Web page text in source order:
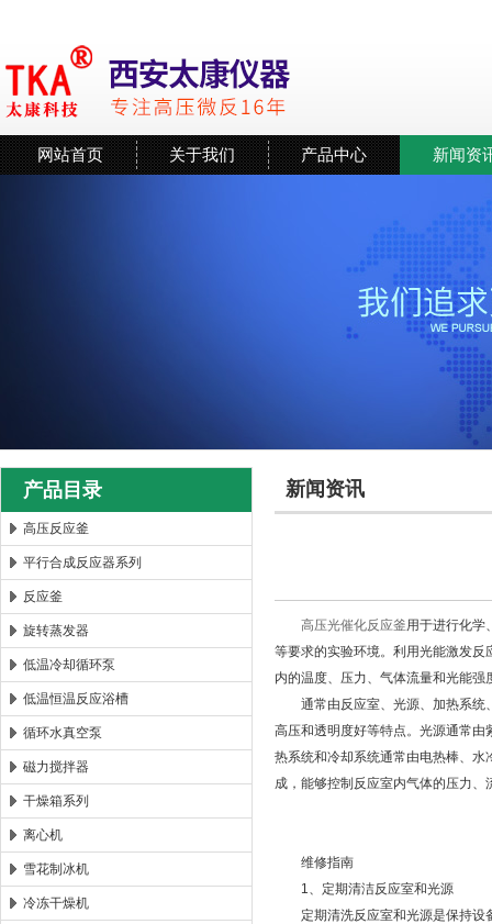
西安太康生物科技有限公司
网站首页 关于我们 产品中心 新闻资
产品目录
高压反应釜
平行合成反应器系列
反应釜
旋转蒸发器
低温冷却循环泵
低温恒温反应浴槽
循环水真空泵
磁力搅拌器
干燥箱系列
离心机
雪花制冰机
冷冻干燥机
新闻资讯
高压光催化反应釜用于进行化学
等要求的实验环境。利用光能激发
内的温度、压力、气体流量和光能
通常由反应室、光源、加热系统、
高压和透明度好等特点。光源通常
热系统和冷却系统通常由电热棒、
成，能够控制反应室内气体的压力
维修指南
1、定期清洁反应室和光源
定期清洗反应室和光源是保持设备